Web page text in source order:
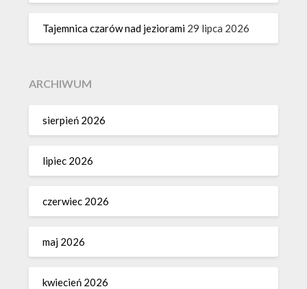
Tajemnica czarów nad jeziorami 29 lipca 2026
ARCHIWUM
sierpień 2026
lipiec 2026
czerwiec 2026
maj 2026
kwiecień 2026